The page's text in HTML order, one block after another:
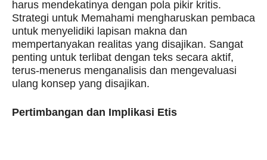
harus mendekatinya dengan pola pikir kritis.
Strategi untuk Memahami mengharuskan pembaca
untuk menyelidiki lapisan makna dan
mempertanyakan realitas yang disajikan. Sangat
penting untuk terlibat dengan teks secara aktif,
terus-menerus menganalisis dan mengevaluasi
ulang konsep yang disajikan.
Pertimbangan dan Implikasi Etis